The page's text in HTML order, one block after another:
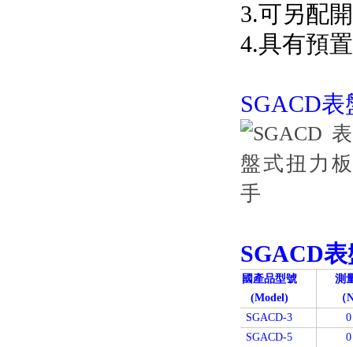
3.可另配開口
4.具有預置
SGACD
SGACD
國產品型號
(Model)
測
（
SGACD-3
SGACD-5